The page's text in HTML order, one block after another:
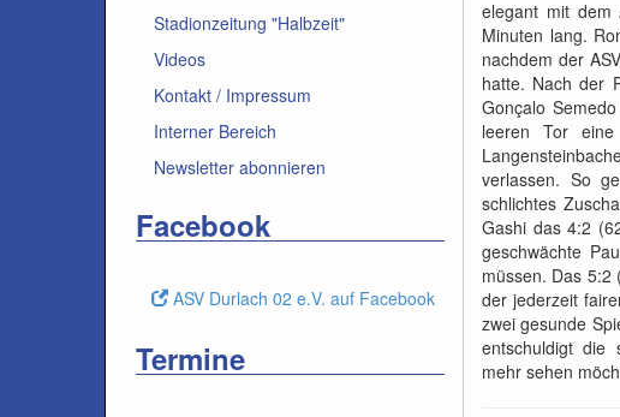
Stadionzeitung "Halbzeit"
Videos
Kontakt / Impressum
Interner Bereich
Newsletter abonnieren
Facebook
ASV Durlach 02 e.V. auf Facebook
Termine
elegant mit dem
Minuten lang.
nachdem der
hatte. Nach der
Gonçalo
leeren Tor eine
verlassen. So
schlichtes
Gashi das 4:2
geschwächte
müssen. Das 5:2
der jederzeit
zwei gesunde
entschuldigt die
mehr sehen